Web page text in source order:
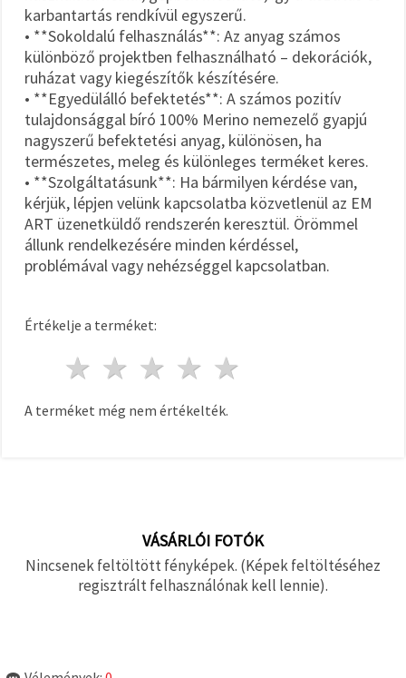
karbantartás rendkívül egyszerű.
• **Sokoldalú felhasználás**: Az anyag számos
különböző projektben felhasználható – dekorációk,
ruházat vagy kiegészítők készítésére.
• **Egyedülálló befektetés**: A számos pozitív
tulajdonsággal bíró 100% Merino nemezelő gyapjú
nagyszerű befektetési anyag, különösen, ha
természetes, meleg és különleges terméket keres.
• **Szolgáltatásunk**: Ha bármilyen kérdése van,
kérjük, lépjen velünk kapcsolatba közvetlenül az EM
ART üzenetküldő rendszerén keresztül. Örömmel
állunk rendelkezésére minden kérdéssel,
problémával vagy nehézséggel kapcsolatban.
Értékelje a terméket:
4 csillagok
3 csillagok
2 csillagok
1 csillag
A terméket még nem értékelték.
VÁSÁRLÓI FOTÓK
Nincsenek feltöltött fényképek. (Képek feltöltéséhez
regisztrált felhasználónak kell lennie).